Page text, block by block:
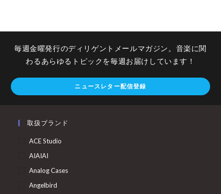
毎週金曜発行のディリゲントメールマガジン。音楽に関
わるあらゆるトピックを毎週お届けしています！
ニュースレター配信登録
取扱ブランド
ACE Studio
AIAIAI
Analog Cases
Angelbird